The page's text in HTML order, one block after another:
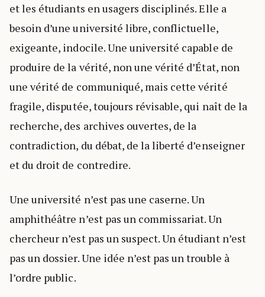
et les étudiants en usagers disciplinés. Elle a
besoin d’une université libre, conflictuelle,
exigeante, indocile. Une université capable de
produire de la vérité, non une vérité d’État, non
une vérité de communiqué, mais cette vérité
fragile, disputée, toujours révisable, qui naît de la
recherche, des archives ouvertes, de la
contradiction, du débat, de la liberté d’enseigner
et du droit de contredire.
Une université n’est pas une caserne. Un
amphithéâtre n’est pas un commissariat. Un
chercheur n’est pas un suspect. Un étudiant n’est
pas un dossier. Une idée n’est pas un trouble à
l’ordre public.